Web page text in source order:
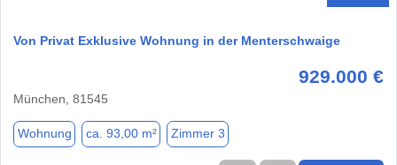
Von Privat Exklusive Wohnung in der Menterschwaige
929.000 €
München, 81545
Wohnung ca. 93,00 m² Zimmer 3